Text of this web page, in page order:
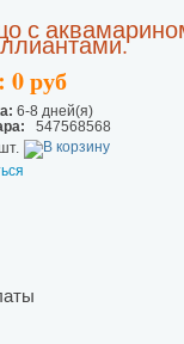
с
0 руб
6-8 дней(я)
547568568